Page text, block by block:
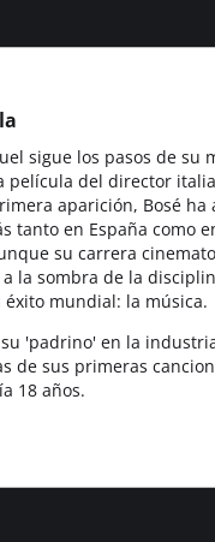
sigue los pasos de su
película del director
aparición, Bosé ha
tanto en España como
su carrera
la sombra de la
mundial: la música.
'padrino' en la
de sus primeras
18 años.